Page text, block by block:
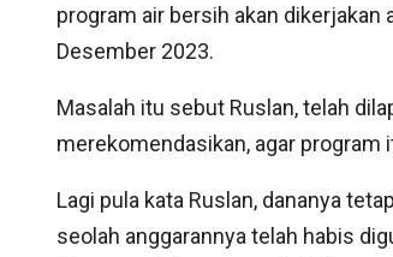
program air bersih akan dikerjakan
Desember 2023.
Masalah itu sebut Ruslan, telah
merekomendasikan, agar program
Lagi pula kata Ruslan, dananya
seolah anggarannya telah habis